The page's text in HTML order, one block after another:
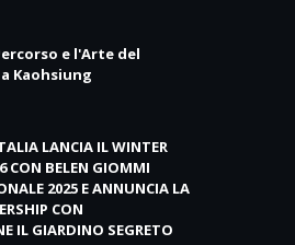
e l'Arte del
Kaohsiung
LANCIA IL WINTER
CON BELEN GIOMMI
2025 E ANNUNCIA LA
CON
IL GIARDINO SEGRETO